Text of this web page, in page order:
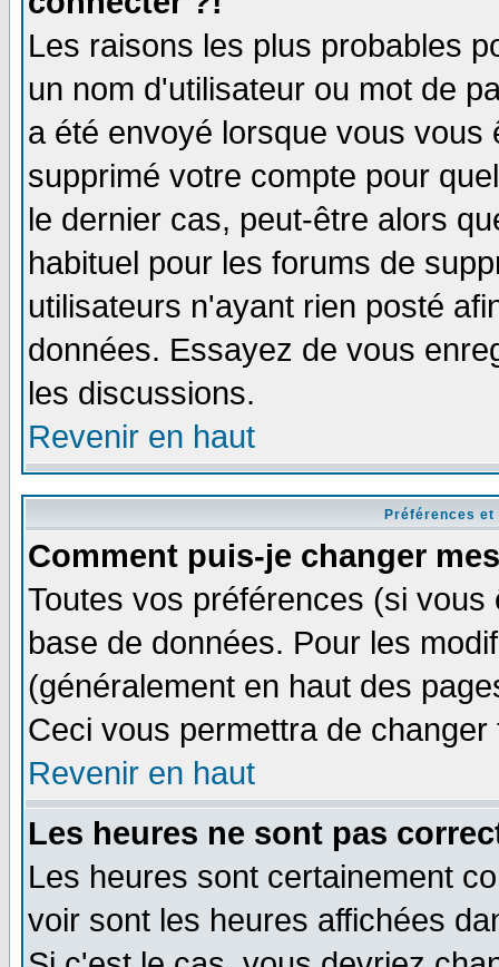
Les raisons les plus probables
un nom d'utilisateur ou mot de
a été envoyé lorsque vous
supprimé votre compte pour
le dernier cas, peut-être alors
habituel pour les forums de
utilisateurs n'ayant rien posté
données. Essayez de vous
les discussions.
Revenir en haut
Préférences
Comment puis-je changer
Toutes vos préférences (si
base de données. Pour les
(généralement en haut des
Ceci vous permettra de
Revenir en haut
Les heures ne sont pas
Les heures sont certainement
voir sont les heures affichées